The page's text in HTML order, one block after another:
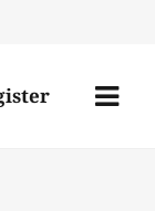
Menü